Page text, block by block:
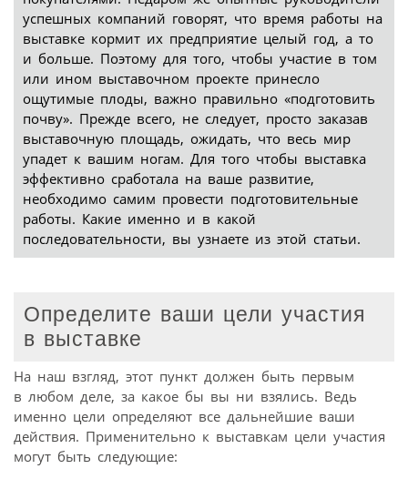
успешных компаний говорят, что время работы на
выставке кормит их предприятие целый год, а то
и больше. Поэтому для того, чтобы участие в том
или ином выставочном проекте принесло
ощутимые плоды, важно правильно «подготовить
почву». Прежде всего, не следует, просто заказав
выставочную площадь, ожидать, что весь мир
упадет к вашим ногам. Для того чтобы выставка
эффективно сработала на ваше развитие,
необходимо самим провести подготовительные
работы. Какие именно и в какой
последовательности, вы узнаете из этой статьи.
Определите ваши цели участия
в выставке
На наш взгляд, этот пункт должен быть первым
в любом деле, за какое бы вы ни взялись. Ведь
именно цели определяют все дальнейшие ваши
действия. Применительно к выставкам цели участия
могут быть следующие: